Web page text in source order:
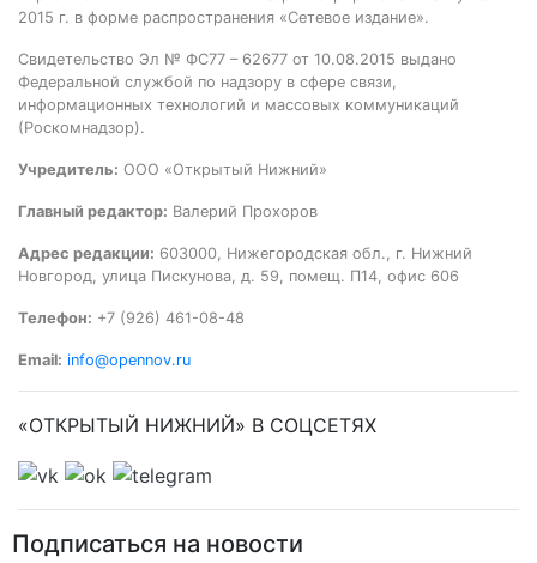
2015 г. в форме распространения «Сетевое издание».
Свидетельство Эл № ФС77 – 62677 от 10.08.2015 выдано
Федеральной службой по надзору в сфере связи,
информационных технологий и массовых коммуникаций
(Роскомнадзор).
Учредитель: ООО «Открытый Нижний»
Главный редактор: Валерий Прохоров
Адрес редакции: 603000, Нижегородская обл., г. Нижний
Новгород, улица Пискунова, д. 59, помещ. П14, офис 606
Телефон: +7 (926) 461-08-48
Email: info@opennov.ru
«ОТКРЫТЫЙ НИЖНИЙ» В СОЦСЕТЯХ
Подписаться на новости